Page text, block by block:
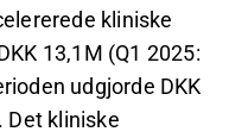
kliniske
13,1M (Q1 2025:
udgjorde DKK
Det kliniske